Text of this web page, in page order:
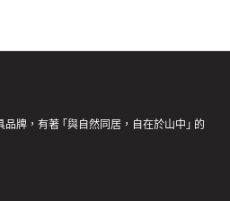
牌，有著 ｢與自然同居，自在於山中｣ 的